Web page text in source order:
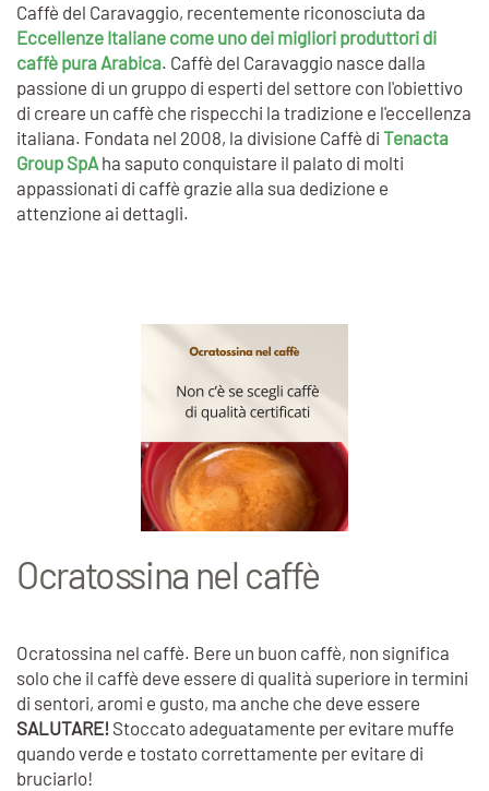
Caffè del Caravaggio, recentemente riconosciuta da
Eccellenze Italiane come uno dei migliori produttori di
caffè pura Arabica. Caffè del Caravaggio nasce dalla
passione di un gruppo di esperti del settore con l'obiettivo
di creare un caffè che rispecchi la tradizione e l'eccellenza
italiana. Fondata nel 2008, la divisione Caffè di Tenacta
Group SpA ha saputo conquistare il palato di molti
appassionati di caffè grazie alla sua dedizione e
attenzione ai dettagli.
Ocratossina nel caffè
Ocratossina nel caffè. Bere un buon caffè, non significa
solo che il caffè deve essere di qualità superiore in termini
di sentori, aromi e gusto, ma anche che deve essere
SALUTARE! Stoccato adeguatamente per evitare muffe
quando verde e tostato correttamente per evitare di
bruciarlo!